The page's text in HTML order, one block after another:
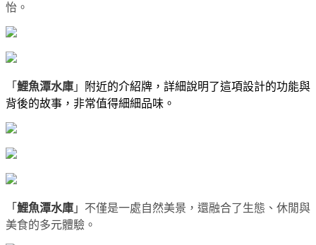
怡。
「 鯉魚潭水庫 」
附近的介紹牌，詳細說明了這項設計的功能與
背後的故事，非常值得細細品味。
「 鯉魚潭水庫 」 不僅是一處自然美景，還融合了生態、休閒與
美食的多元體驗。